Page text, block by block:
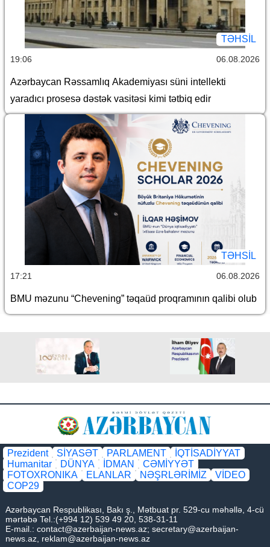
TƏHSIL
19:06 06.08.2026
Azərbaycan Rəssamlıq Akademiyası süni intellekti
yaradıcı prosesə dəstək vasitəsi kimi tətbiq edir
TƏHSIL
17:21 06.08.2026
BMU məzunu “Chevening” təqaüd proqramının qalibi olub
Prezident SİYASƏT PARLAMENT
İQTİSADİYYAT
Humanitar
DÜNYA İDMAN
CƏMİYYƏT
FOTOXRONIKA
ELANLAR NƏŞRLƏRİMİZ
VİDEO
COP29
Azərbaycan Respublikası, Bakı ş., Mətbuat pr. 529-cu məhəllə, 4-cü
mərtəbə Tel.:(+994 12) 539 49 20, 538-31-11
E-mail.: contact@azerbaijan-news.az; secretary@azerbaijan-
news.az reklam@azerbaijan-news.az